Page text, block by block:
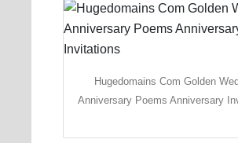
Hugedomains Com Golden
Anniversary Poems Anniversary